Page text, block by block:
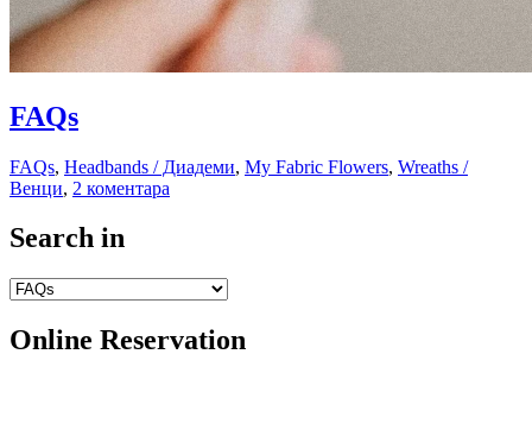
06.05.2016
FAQs
FAQs, Headbands / Диадеми, My Fabric Flowers, Wreaths /
Венци, 2 коментара
Search in
Online Reservation